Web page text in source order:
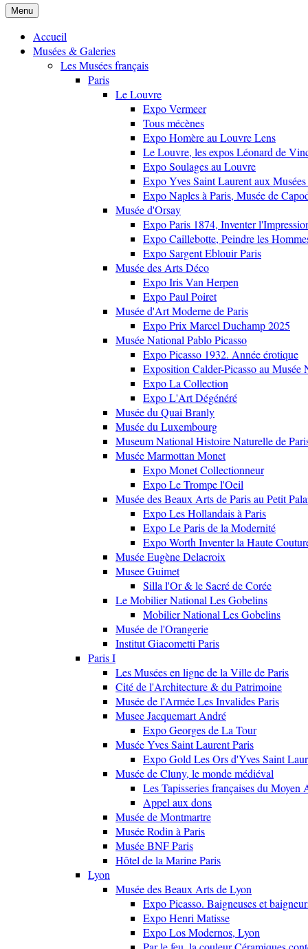
Menu
Accueil
Musées & Galeries
Les Musées français
Paris
Le Louvre
Expo Vermeer
Tous mécènes
Expo Homère au Louvre Lens
Le Louvre, les expos Léonard de
Expo Soulages au Louvre
Expo Yves Saint Laurent aux
Expo Naples à Paris, Musée de
Musée d'Orsay
Expo Paris 1874, Inventer
Expo Caillebotte, Peindre les
Expo Sargent Eblouir Paris
Musée des Arts Déco
Expo Iris Van Herpen
Expo Paul Poiret
Musée d'Art Moderne de Paris
Expo Prix Marcel Duchamp 2025
Musée National Pablo Picasso
Expo Picasso 1932. Année érotique
Exposition Calder-Picasso au Musée
Expo La Collection
Expo L'Art Dégénéré
Musée du Quai Branly
Musée du Luxembourg
Museum National Histoire Naturelle de
Musée Marmottan Monet
Expo Monet Collectionneur
Expo Le Trompe l'Oeil
Musée des Beaux Arts de Paris au Petit
Expo Les Hollandais à Paris
Expo Le Paris de la Modernité
Expo Worth Inventer la Haute
Musée Eugène Delacroix
Musee Guimet
Silla l'Or & le Sacré de Corée
Le Mobilier National Les Gobelins
Mobilier National Les Gobelins
Musée de l'Orangerie
Institut Giacometti Paris
Paris I
Les Musées en ligne de la Ville de Paris
Cité de l'Architecture & du Patrimoine
Musée de l'Armée Les Invalides Paris
Musee Jacquemart André
Expo Georges de La Tour
Musée Yves Saint Laurent Paris
Expo Gold Les Ors d'Yves Saint
Musée de Cluny, le monde médiéval
Les Tapisseries françaises du Moyen
Appel aux dons
Musée de Montmartre
Musée Rodin à Paris
Musée BNF Paris
Hôtel de la Marine Paris
Lyon
Musée des Beaux Arts de Lyon
Expo Picasso. Baigneuses et
Expo Henri Matisse
Expo Los Modernos, Lyon